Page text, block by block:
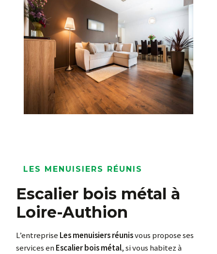
LES MENUISIERS RÉUNIS
Escalier bois métal à
Loire-Authion
L’entreprise Les menuisiers réunisvous propose ses
services enEscalier bois métal, si vous habitez à